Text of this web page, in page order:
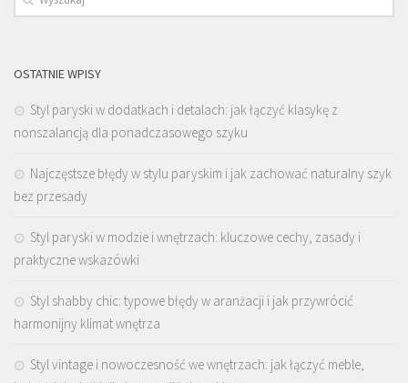
OSTATNIE WPISY
Styl paryski w dodatkach i detalach: jak łączyć klasykę z
nonszalancją dla ponadczasowego szyku
Najczęstsze błędy w stylu paryskim i jak zachować naturalny szyk
bez przesady
Styl paryski w modzie i wnętrzach: kluczowe cechy, zasady i
praktyczne wskazówki
Styl shabby chic: typowe błędy w aranżacji i jak przywrócić
harmonijny klimat wnętrza
Styl vintage i nowoczesność we wnętrzach: jak łączyć meble,